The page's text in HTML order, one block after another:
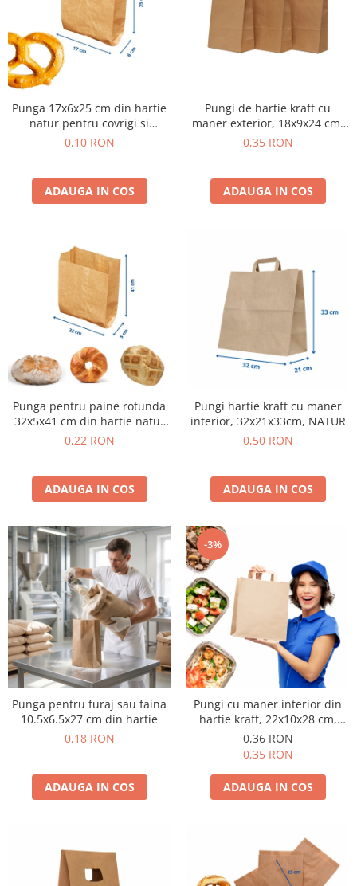
Pungi de hartie ciocolatii
Pungi de hartie mov
Pungi de hartie bordeaux
Cutii cartofi prajiti
Cutii mancare chinezeasca
Boluri supa cu capac de unica
folosinta
Caserole salata din carton
Boluri unica folosinta din trestie
Suporti pahare din carton
Barcute din carton
Sosiere din plastic cu capac
Punga 17x6x25 cm din hartie
natur pentru covrigi si
produse de panificatie
0,10 RON
ADAUGA IN COS
Pungi de hartie kraft cu
maner exterior, 18x9x24 cm,
250 buc - natur
0,35 RON
ADAUGA IN COS
Punga pentru paine rotunda
32x5x41 cm din hartie natur
au revenit in stoc
0,22 RON
ADAUGA IN COS
Pungi hartie kraft cu maner
interior, 32x21x33cm, NATUR
0,50 RON
ADAUGA IN COS
Punga pentru furaj sau faina
10.5x6.5x27 cm din hartie
0,18 RON
ADAUGA IN COS
-3%
Pungi cu maner interior din
hartie kraft, 22x10x28 cm,
natur mat
0,36 RON
0,35 RON
ADAUGA IN COS